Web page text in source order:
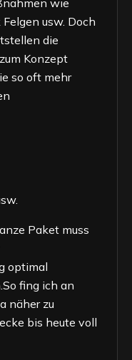
usw. Doch
die
Konzept
so oft mehr
Paket muss
optimal
fing ich an
näher zu
bis heute voll